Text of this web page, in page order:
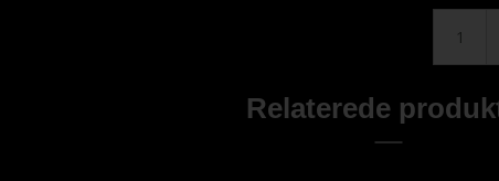
Relaterede